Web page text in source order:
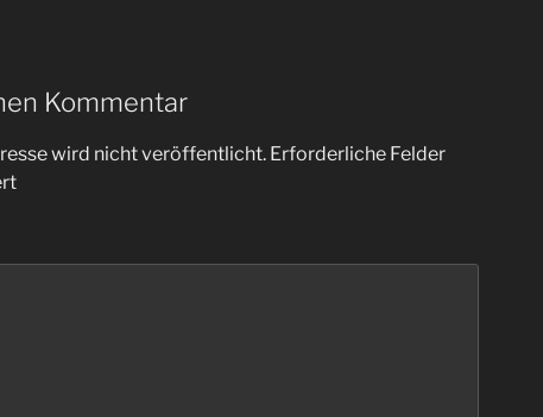
Kommentar
wird nicht veröffentlicht. Erforderliche Felder